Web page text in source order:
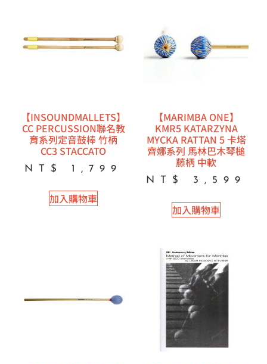
【INSOUNDMALLETS】
CC PERCUSSION聯名教
育系列定音鼓棒 竹柄
CC3 STACCATO
NT$ 1,799
加入購物車
【MARIMBA ONE】
KMR5 KATARZYNA
MYCKA RATTAN 5 卡塔
齊娜系列 馬林巴木琴槌
藤柄 中軟
NT$ 3,599
加入購物車